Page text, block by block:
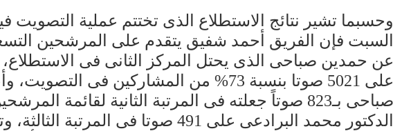
وحسبما تشير نتائج الاستطلاع الذى تختتم عملية التصويت
السبت فإن الفريق أحمد شفيق يتقدم على المرشحين
عن حمدين صباحى الذى يحتل المركز الثانى فى
على 5021 صوتا بنسبة 73% من المشاركين فى
صباحى بـ823 صوتاً جعلته فى المرتبة الثانية لقائمة
الدكتور محمد البرادعى على 491 صوتا فى المرتبة